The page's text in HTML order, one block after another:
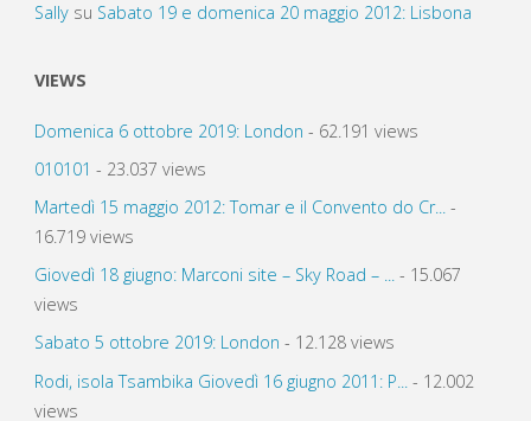
Sallysu Sabato 19 e domenica 20 maggio 2012: Lisbona
VIEWS
Domenica 6 ottobre 2019: London - 62.191 views
010101 - 23.037 views
Martedì 15 maggio 2012: Tomar e il Convento do Cr...-
16.719 views
Giovedì 18 giugno: Marconi site – Sky Road – ...- 15.067
views
Sabato 5 ottobre 2019: London - 12.128 views
Rodi, isola Tsambika Giovedì 16 giugno 2011: P...
- 12.002
views